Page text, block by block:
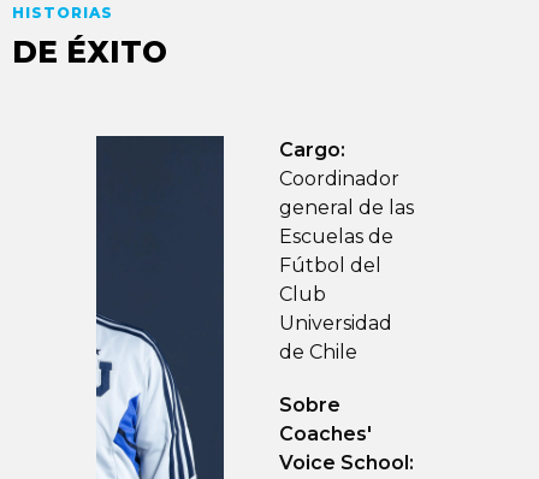
HISTORIAS
DE ÉXITO
Cargo:
Coordinador
general de las
Escuelas de
Fútbol del
Club
Universidad
de Chile
Sobre
Coaches'
Voice School: